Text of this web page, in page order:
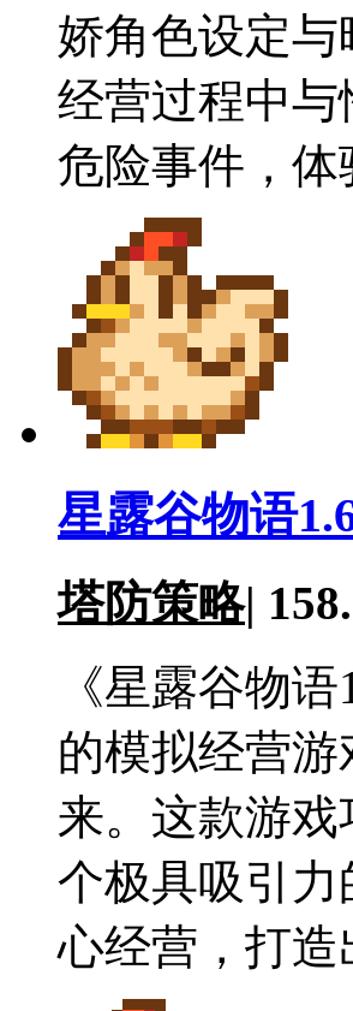
娇角色设定
经营过程中与
危险事件，
星露谷物语
塔防策略|
《星露谷物
的模拟经营游
来。这款游戏
个极具吸引
心经营，打